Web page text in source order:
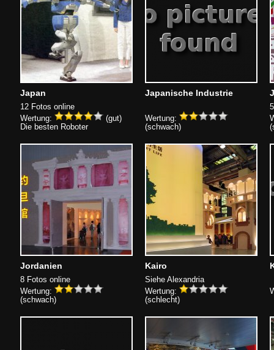
Japan
12 Fotos online
Wertung:
(gut)
Die besten Roboter
Japanische Industrie
Wertung:
(schwach)
Jordanien
8 Fotos online
Wertung:
(schwach)
Kairo
Siehe Alexandria
Wertung:
(schlecht)